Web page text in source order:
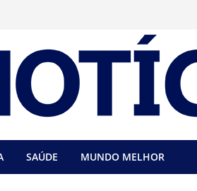
SAÚDE MUNDO MELHOR